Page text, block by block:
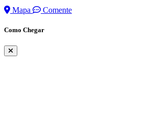
Mapa
Comente
Como Chegar